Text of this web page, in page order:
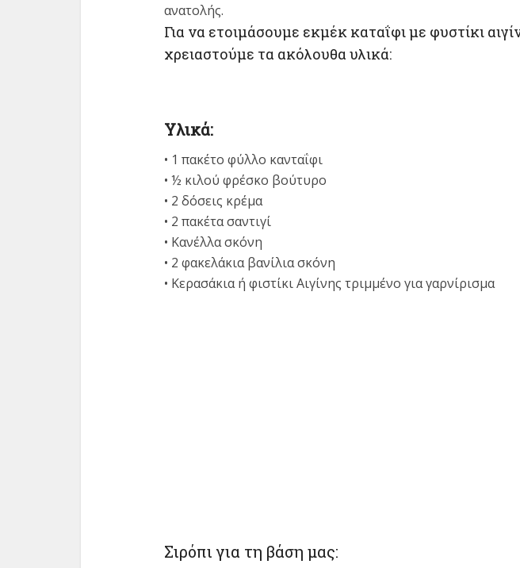
ανατολής.
Για να ετοιμάσουμε εκμέκ καταΐφι με φυστίκι
χρειαστούμε τα ακόλουθα υλικά:
Υλικά:
• 1 πακέτο φύλλο κανταΐφι
• ½ κιλού φρέσκο βούτυρο
• 2 δόσεις κρέμα
• 2 πακέτα σαντιγί
• Κανέλλα σκόνη
• 2 φακελάκια βανίλια σκόνη
• Κερασάκια ή φιστίκι Αιγίνης τριμμένο για γαρνίρισμα
Σιρόπι για τη βάση μας: